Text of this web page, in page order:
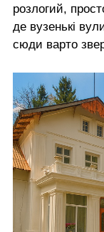
розлогий,
де вузенькі
сюди варто